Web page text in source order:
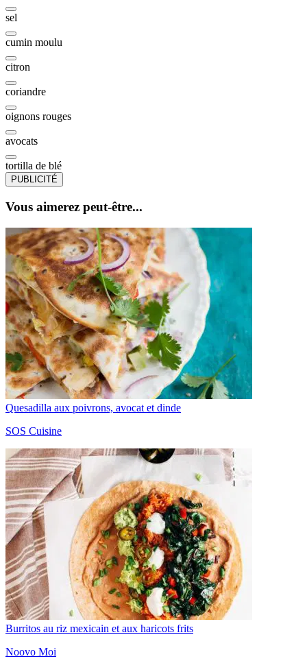
sel
cumin moulu
citron
coriandre
oignons rouges
avocats
tortilla de blé
PUBLICITÉ
Vous aimerez peut-être...
Quesadilla aux poivrons, avocat et dinde
SOS Cuisine
Burritos au riz mexicain et aux haricots frits
Noovo Moi